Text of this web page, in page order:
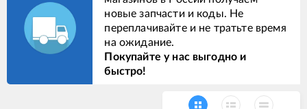
новые запчасти и коды. Не
переплачивайте и не тратьте время
на ожидание.
Покупайте у нас выгодно и
быстро!